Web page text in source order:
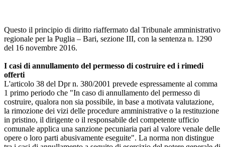
Questo il principio di diritto riaffermato dal Tribunale amministrativo
regionale per la Puglia – Bari, sezione III, con la sentenza n. 1290
del 16 novembre 2016.
I casi di annullamento del permesso di costruire ed i rimedi
offerti
L'articolo 38 del Dpr n. 380/2001 prevede espressamente al comma
1 primo periodo che "In caso di annullamento del permesso di
costruire, qualora non sia possibile, in base a motivata valutazione,
la rimozione dei vizi delle procedure amministrative o la restituzione
in pristino, il dirigente o il responsabile del competente ufficio
comunale applica una sanzione pecuniaria pari al valore venale delle
opere o loro parti abusivamente eseguite". La norma non distingue